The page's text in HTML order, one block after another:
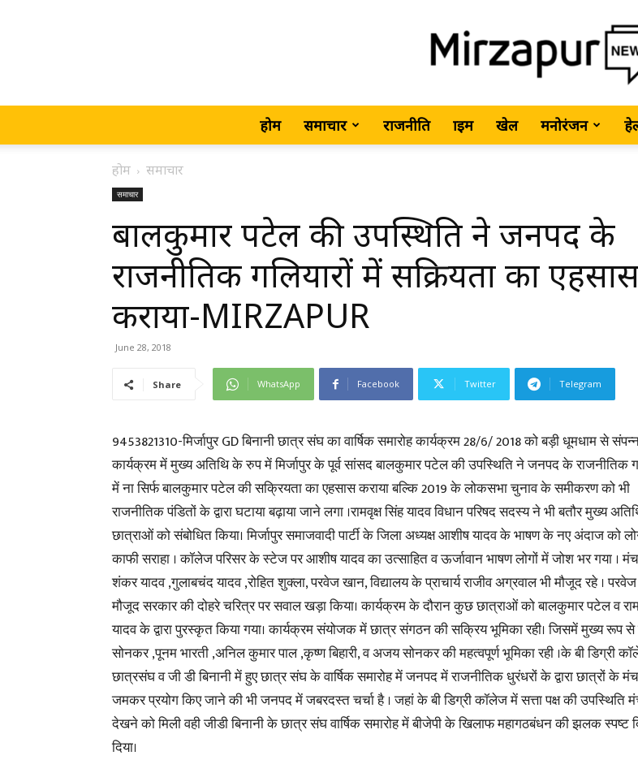
•
News,
Latest
होम समाचार राजनीति क्राइम खेल मनोरंजन
होम समाचार
समाचार
बालकुमार पटेल की उपस्थिति ने जनपद के
राजनीतिक गलियारों में सक्रियता का
कराया-MIRZAPUR
June 28, 2018
Share WhatsApp Facebook Twitter Telegram
9453821310-मिर्जापुर GD बिनानी छात्र संघ का वार्षिक समारोह कार्यक्रम 28/6/ 2018 को बड़ी धूमधाम से
कार्यक्रम में मुख्य अतिथि के रुप में मिर्जापुर के पूर्व सांसद बालकुमार पटेल की उपस्थिति ने जनपद के राजनीतिक
में ना सिर्फ बालकुमार पटेल की सक्रियता का एहसास कराया बल्कि 2019 के लोकसभा चुनाव के समीकरण को भी
राजनीतिक पंडितों के द्वारा घटाया बढ़ाया जाने लगा ।रामवृक्ष सिंह यादव विधान परिषद सदस्य ने भी बतौर मुख्य
छात्राओं को संबोधित किया। मिर्जापुर समाजवादी पार्टी के जिला अध्यक्ष आशीष यादव के भाषण के नए अंदाज को
काफी सराहा । कॉलेज परिसर के स्टेज पर आशीष यादव का उत्साहित व ऊर्जावान भाषण लोगों में जोश भर गया ।
शंकर यादव ,गुलाबचंद यादव ,रोहित शुक्ला, परवेज खान, विद्यालय के प्राचार्य राजीव अग्रवाल भी मौजूद रहे ।
मौजूद सरकार की दोहरे चरित्र पर सवाल खड़ा किया। कार्यक्रम के दौरान कुछ छात्राओं को बालकुमार पटेल व
यादव के द्वारा पुरस्कृत किया गया। कार्यक्रम संयोजक में छात्र संगठन की सक्रिय भूमिका रही। जिसमें मुख्य रूप
सोनकर ,पूनम भारती ,अनिल कुमार पाल ,कृष्ण बिहारी, व अजय सोनकर की महत्वपूर्ण भूमिका रही ।के बी डिग्री
छात्रसंघ व जी डी बिनानी में हुए छात्र संघ के वार्षिक समारोह में जनपद में राजनीतिक धुरंधरों के द्वारा छात्रों के
जमकर प्रयोग किए जाने की भी जनपद में जबरदस्त चर्चा है । जहां के बी डिग्री कॉलेज में सत्ता पक्ष की उपस्थिति
देखने को मिली वही जीडी बिनानी के छात्र संघ वार्षिक समारोह में बीजेपी के खिलाफ महागठबंधन की झलक स्पष्ट
दिया।